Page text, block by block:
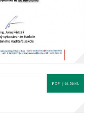
PDF | 64.56 KB